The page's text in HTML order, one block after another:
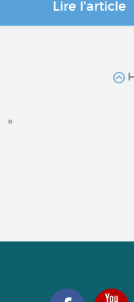
Lire l'article
»